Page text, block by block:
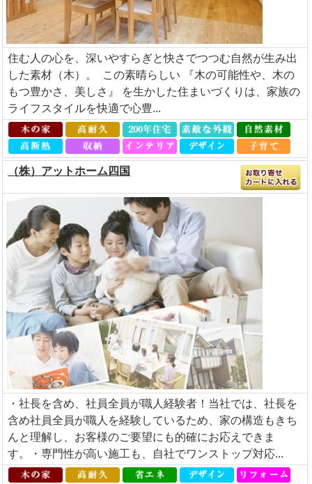
住む人の心を、深いやすらぎと快さでつつむ自然が生み出
した素材（木）。 この素晴らしい 『木の可能性や、木の
もつ豊かさ、美しさ』 を生かした住まいづくりは、家族の
ライフスタイルを快適で心豊...
（株）アットホーム四国
・社長を含め、社員全員が職人経験者！当社では、社長を
含め社員全員が職人を経験しているため、家の構造もきち
んと理解し、お客様のご要望にも的確にお応えできま
す。・専門性が高い施工も、自社でワンストップ対応...